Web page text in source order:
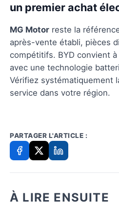
un premier achat
MG Motor reste la
après-vente établi, pièces
compétitifs. BYD convient
avec une technologie
Vérifiez systématiquement
service dans votre région.
PARTAGER L'ARTICLE :
À LIRE ENSUITE